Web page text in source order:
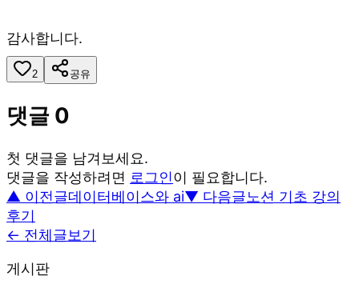
감사합니다.
2 공유
댓글 0
첫 댓글을 남겨보세요.
댓글을 작성하려면 로그인이 필요합니다.
▲ 이전글데이터베이스와 ai▼ 다음글노션 기초 강의
후기
← 전체글보기
게시판